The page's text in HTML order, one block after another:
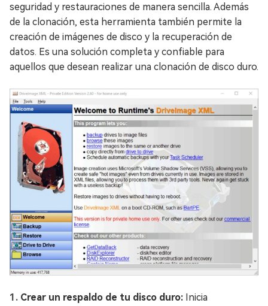
seguridad y restauraciones de manera sencilla. Además
de la clonación, esta herramienta también permite la
creación de imágenes de disco y la recuperación de
datos. Es una solución completa y confiable para
aquellos que desean realizar una clonación de disco duro.
Crear un respaldo de tu disco duro: Inicia